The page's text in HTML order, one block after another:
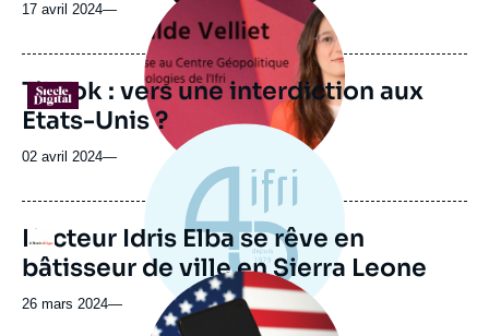
17 avril 2024—
Logo
médiatique
TikTok : vers une interdiction aux
Etats-Unis ?
02 avril 2024—
Logo
L’acteur Idris Elba se rêve en
bâtisseur de ville en Sierra Leone
26 mars 2024—
Image
principale
médiatique